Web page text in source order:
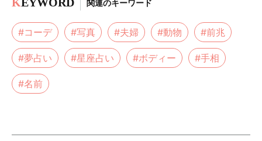
関連のキーワード
#コーデ #写真 #夫婦 #動物 #前兆
#夢占い #星座占い #ボディー #手相
#名前